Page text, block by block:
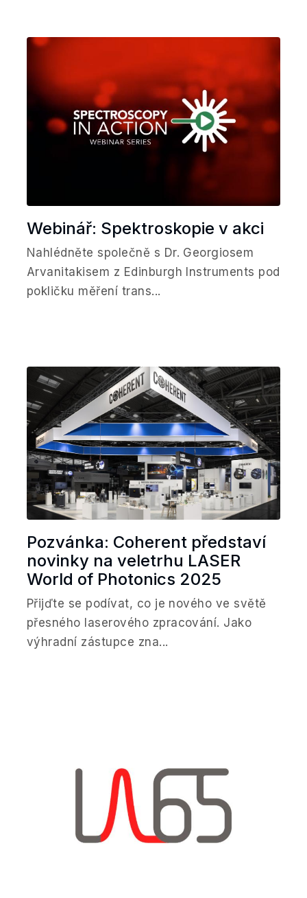
Webinář: Spektroskopie v akci
Nahlédněte společně s Dr. Georgiosem
Arvanitakisem z Edinburgh Instruments pod
pokličku měření trans...
Pozvánka: Coherent představí
novinky na veletrhu LASER
World of Photonics 2025
Přijďte se podívat, co je nového ve světě
přesného laserového zpracování. Jako
výhradní zástupce zna...